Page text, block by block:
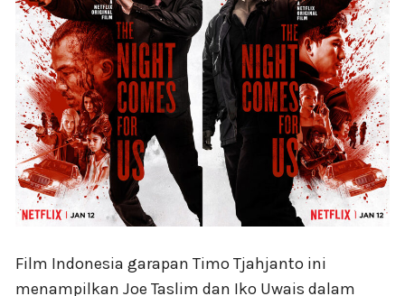
Film Indonesia garapan Timo Tjahjanto ini
menampilkan Joe Taslim dan Iko Uwais dalam